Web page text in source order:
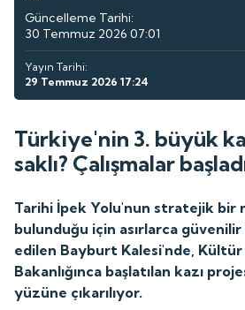
Güncelleme Tarihi:
30 Temmuz 2026 07:01
Yayın Tarihi:
29 Temmuz 2026 17:24
Türkiye'nin 3. büyük
saklı? Çalışmalar
Tarihi İpek Yolu'nun stratejik bir
bulunduğu için asırlarca
edilen Bayburt Kalesi'nde,
Bakanlığınca başlatılan kazı
yüzüne çıkarılıyor.